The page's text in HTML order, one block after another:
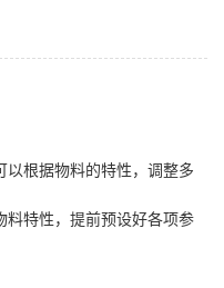
以根据物料的特性，调整多
料特性，提前预设好各项参